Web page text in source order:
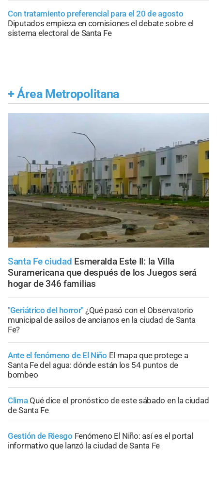
Con tratamiento preferencial para el 20 de agosto
Diputados empieza en comisiones el debate sobre el
sistema electoral de Santa Fe
+ Área Metropolitana
Santa Fe ciudad Esmeralda Este II: la Villa
Suramericana que después de los Juegos será
hogar de 346 familias
"Geriátrico del horror" ¿Qué pasó con el Observatorio
municipal de asilos de ancianos en la ciudad de Santa
Fe?
Ante el fenómeno de El Niño El mapa que protege a
Santa Fe del agua: dónde están los 54 puntos de
bombeo
Clima Qué dice el pronóstico de este sábado en la ciudad
de Santa Fe
Gestión de Riesgo Fenómeno El Niño: así es el portal
informativo que lanzó la ciudad de Santa Fe